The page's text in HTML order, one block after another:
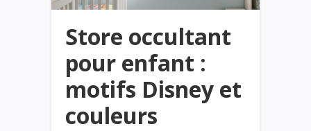
Store occultant
pour enfant :
motifs Disney et
couleurs